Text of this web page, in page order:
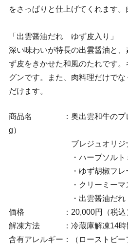
をさっぱりと仕上げてくれます
「出雲醤油だれ ゆず皮入り」
深い味わいが特長の出雲醤油と
ず皮をきかせた和風のたれです
グンです。また、肉料理だけで
だけます。
商品名 ：奥出雲和牛のプレ
g）
ブレジュオリジナルス
・ハーブソルトミッ
・ゆず胡椒フレーク
・クリーミーマスター
・出雲醤油だれ ゆず
価格 ：20,000円（税込
解凍方法 ：冷蔵庫解凍14時
含有アレルギー：（ローストビー